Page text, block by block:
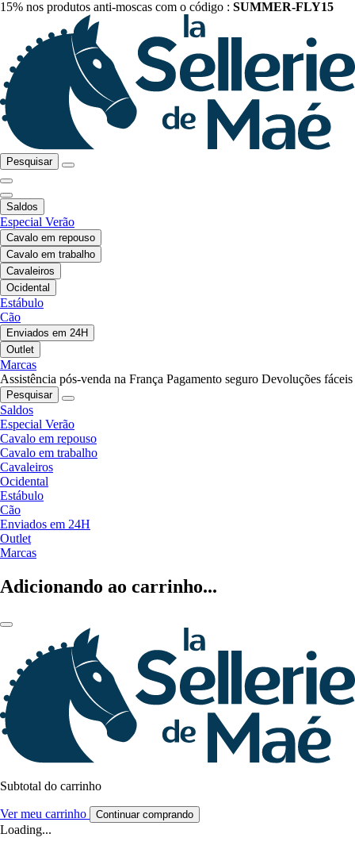
15% nos produtos anti-moscas com o código : SUMMER-FLY15
Pesquisar
Saldos
Especial Verão
Cavalo em repouso
Cavalo em trabalho
Cavaleiros
Ocidental
Estábulo
Cão
Enviados em 24H
Outlet
Marcas
Assistência pós-venda na França Pagamento seguro Devoluções fáceis
Pesquisar
Saldos
Especial Verão
Cavalo em repouso
Cavalo em trabalho
Cavaleiros
Ocidental
Estábulo
Cão
Enviados em 24H
Outlet
Marcas
Adicionando ao carrinho...
Subtotal do carrinho
Ver meu carrinho Continuar comprando
Loading...